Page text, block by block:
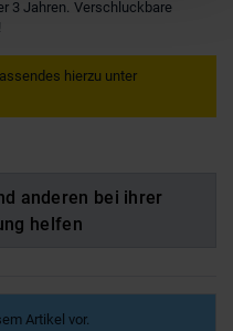
3 Jahren. Verschluckbare
hierzu unter
anderen bei ihrer
helfen
Artikel vor.